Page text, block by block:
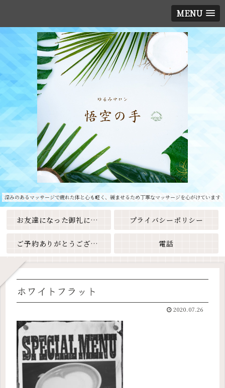
MENU
深みのあるマッサージで疲れた体と心も軽く、緩ませるため丁寧なマッサージを心がけています
お友達になった御礼に素敵なクーポンをプレゼント🎁 プライバシーポリシー
ご予約ありがとうございます 電話
ホワイトフラット
2020.07.26